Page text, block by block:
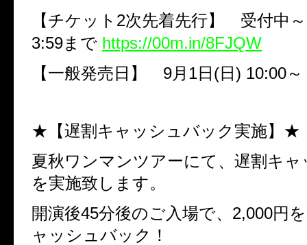
【チケット 2次先着先行】 受付中～
3:59まで https://00m.in/8FJQW
【一般発売日】 9月 1日 (日 ) 10:00～
★【遅割キャッシュバック実施】★
夏秋ワンマンツアーにて、遅割キ
を実施致します。
開演後45分後のご入場で、 2,000円
ャッシュバック！